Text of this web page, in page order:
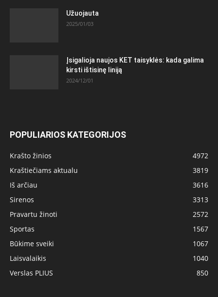
Užuojauta
2025/01/03
Įsigalioja naujos KET taisyklės: kada galima
kirsti ištisinę liniją
2024/12/01
POPULIARIOS KATEGORIJOS
Krašto žinios
4972
Kraštiečiams aktualu
3819
Iš arčiau
3616
Sirenos
3313
Pravartu žinoti
2572
Sportas
1567
Būkime sveiki
1067
Laisvalaikis
1040
Verslas PLIUS
850